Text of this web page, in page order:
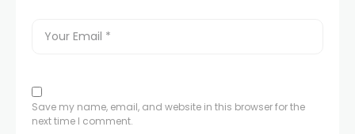
Save my name, email, and website in this browser for the
next time I comment.